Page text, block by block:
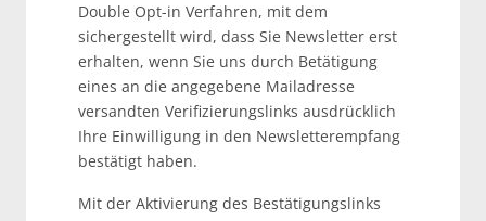
Double Opt-in Verfahren, mit dem
sichergestellt wird, dass Sie Newsletter erst
erhalten, wenn Sie uns durch Betätigung
eines an die angegebene Mailadresse
versandten Verifizierungslinks ausdrücklich
Ihre Einwilligung in den Newsletterempfang
bestätigt haben.
Mit der Aktivierung des Bestätigungslinks